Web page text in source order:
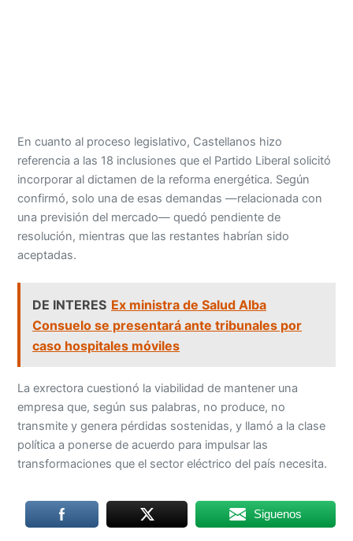
En cuanto al proceso legislativo, Castellanos hizo
referencia a las 18 inclusiones que el Partido Liberal solicitó
incorporar al dictamen de la reforma energética. Según
confirmó, solo una de esas demandas —relacionada con
una previsión del mercado— quedó pendiente de
resolución, mientras que las restantes habrían sido
aceptadas.
DE INTERES Ex ministra de Salud Alba
Consuelo se presentará ante tribunales por
caso hospitales móviles
La exrectora cuestionó la viabilidad de mantener una
empresa que, según sus palabras, no produce, no
transmite y genera pérdidas sostenidas, y llamó a la clase
política a ponerse de acuerdo para impulsar las
transformaciones que el sector eléctrico del país necesita.
Siguenos